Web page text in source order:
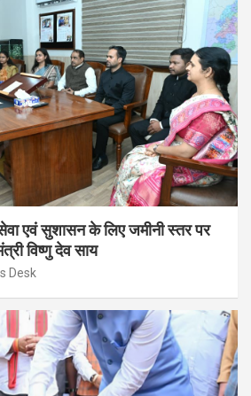
एवं सुशासन के लिए जमीनी स्तर पर
विष्णु देव साय
Desk